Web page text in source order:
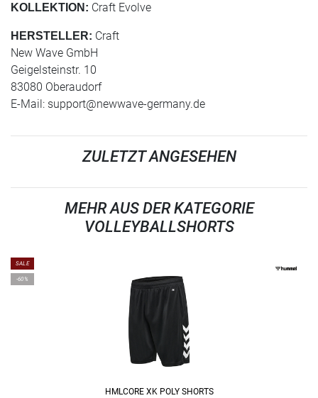
KOLLEKTION: Craft Evolve
HERSTELLER: Craft
New Wave GmbH
Geigelsteinstr. 10
83080 Oberaudorf
E-Mail: support@newwave-germany.de
ZULETZT ANGESEHEN
MEHR AUS DER KATEGORIE
VOLLEYBALLSHORTS
SALE
-60%
HMLCORE XK POLY SHORTS